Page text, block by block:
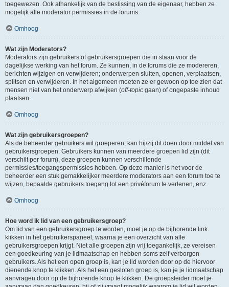
toegewezen. Ook afhankelijk van de beslissing van de eigenaar, hebben ze
mogelijk alle moderator permissies in de forums.
Omhoog
Wat zijn Moderators?
Moderators zijn gebruikers of gebruikersgroepen die in staan voor de
dagelijkse werking van het forum. Ze kunnen, in de forums die ze modereren,
berichten wijzigen en verwijderen; onderwerpen sluiten, openen, verplaatsen,
splitsen en verwijderen. In het algemeen moeten ze er gewoon op toe zien dat
mensen niet van het onderwerp afwijken (off-topic gaan) of ongepaste inhoud
plaatsen.
Omhoog
Wat zijn gebruikersgroepen?
Als de beheerder gebruikers wil groeperen, kan hij/zij dit doen door middel van
gebruikersgroepen. Gebruikers kunnen van meerdere groepen lid zijn (dit
verschilt per forum), deze groepen kunnen verschillende
permissies/toegangspermissies hebben. Op deze manier is het voor de
beheerder een stuk gemakkelijker meerdere moderators aan een forum toe te
wijzen, bepaalde gebruikers toegang tot een privéforum te verlenen, enz.
Omhoog
Hoe word ik lid van een gebruikersgroep?
Om lid van een gebruikersgroep te worden, moet je op de bijhorende link
klikken in het gebruikerspaneel, waarna je een overzicht van alle
gebruikersgroepen krijgt. Niet alle groepen zijn vrij toegankelijk, ze vereisen
een goedkeuring van je lidmaatschap en hebben soms zelf verborgen
gebruikers. Als het een open groep is, kan je lid worden door op de hiervoor
dienende knop te klikken. Als het een gesloten groep is, kan je je lidmaatschap
aanvragen door op de bijhorende knop te klikken. De groepsleider moet je